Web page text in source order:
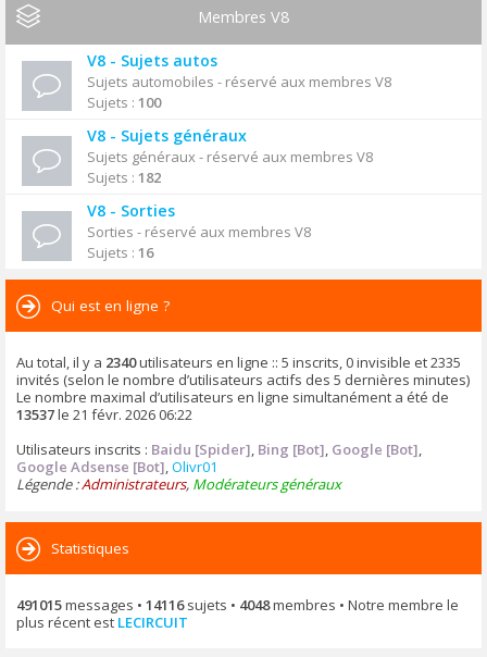
Membres V8
V8 - Sujets autos
Sujets automobiles - réservé aux membres V8
Sujets : 100
V8 - Sujets généraux
Sujets généraux - réservé aux membres V8
Sujets : 182
V8 - Sorties
Sorties - réservé aux membres V8
Sujets : 16
Qui est en ligne ?
Au total, il y a 2340utilisateurs en ligne :: 5 inscrits, 0 invisible et 2335
invités (selon le nombre d’utilisateurs actifs des 5 dernières minutes)
Le nombre maximal d’utilisateurs en ligne simultanément a été de
13537le 21 févr. 2026 06:22
Utilisateurs inscrits : Baidu [Spider], Bing [Bot], Google [Bot],
Google Adsense [Bot],Olivr01
Légende :Administrateurs, Modérateurs généraux
Statistiques
491015messages • 14116sujets • 4048membres • Notre membre le
plus récent est LECIRCUIT